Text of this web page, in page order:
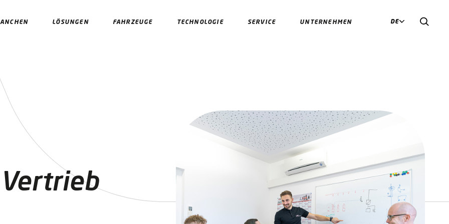
LÖSUNGEN FAHRZEUGE TECHNOLOGIE SERVICE UNTERNEHMEN DE